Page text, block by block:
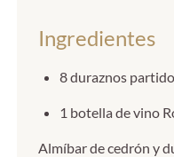
Ingredientes
8 duraznos
1 botella de vino
Almíbar de cedrón y